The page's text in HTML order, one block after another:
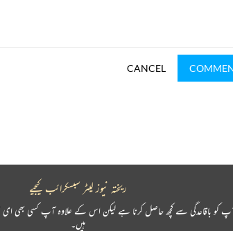
CANCEL
ریختہ نیوز لیٹر سبسکرائب کیجیے
کو باقاعدگی سے کچھ حاصل کرنا ہے لیکن اس کے علاوہ آپ کسی بھی ای
ہیں۔